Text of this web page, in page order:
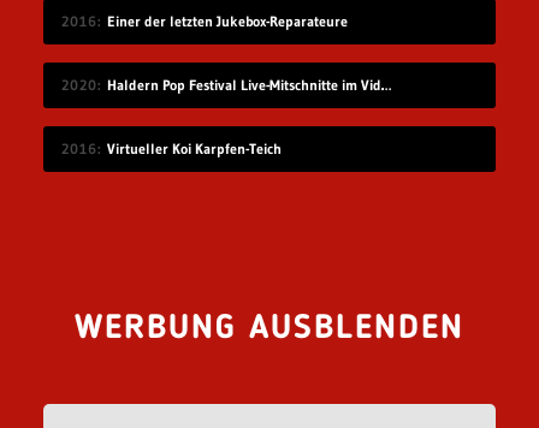
2016 Einer der letzten Jukebox-Reparateure
2020 Haldern Pop Festival Live-Mitschnitte im Videostream (2008-2019)
2016 Virtueller Koi Karpfen-Teich
WERBUNG AUSBLENDEN